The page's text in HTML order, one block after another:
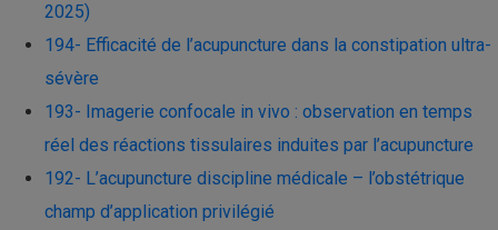
2025)
194- Efficacité de l’acupuncture dans la constipation ultra-
sévère
193- Imagerie confocale in vivo : observation en temps
réel des réactions tissulaires induites par l’acupuncture
192- L’acupuncture discipline médicale – l’obstétrique
champ d’application privilégié